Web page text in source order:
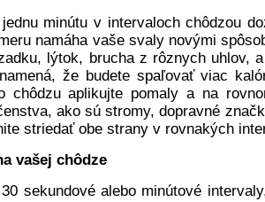
minútu v intervaloch chôdzou
namáha vaše svaly novými
lýtok, brucha z rôznych uhlov,
že budete spaľovať viac
chôdzu aplikujte pomaly a na
ako sú stromy, dopravné
striedať obe strany v rovnakých
vašej chôdze
sekundové alebo minútové